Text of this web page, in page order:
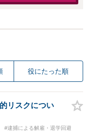
役にたった順
リスクについ
#逮捕による解雇・退学回避